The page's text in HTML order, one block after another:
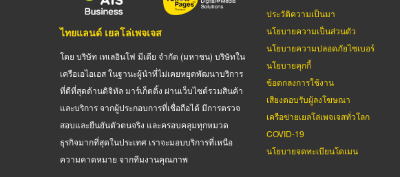
ไทยแลนด์ เยลโล่เพจเจส
โดย บริษัท เทเลอินโฟ มีเดีย จำกัด (มหาชน) บริษัทใน
เครือเอไอเอส ในฐานะผู้นำที่ไม่เคยหยุดพัฒนาบริการ
ที่ดีที่สุดด้านดิจิทัล มาร์เก็ตติ้ง ผ่านเว็บไซต์รวมสินค้า
และบริการ จากผู้ประกอบการที่เชื่อถือได้ มีการตรวจ
สอบและยืนยันตัวตนจริง และครอบคลุมทุกหมวด
ธุรกิจมากที่สุดในประเทศ เราจะมอบบริการที่เหนือ
ความคาดหมาย จากทีมงานคุณภาพ
ประวัติความเป็นมา
นโยบายความเป็นส่วนตัว
นโยบายความปลอดภัยไซเบอร์
นโยบายคุกกี้
ข้อตกลงการใช้งาน
เสียงตอบรับผู้ลงโฆษณา
เครือข่ายเยลโล่เพจเจสทั่วโลก
COVID-19
นโยบายจดทะเบียนโดเมน